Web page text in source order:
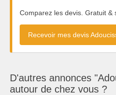
Comparez les devis. Gratuit &
Recevoir mes devis
D'autres annonces
autour de chez vous ?